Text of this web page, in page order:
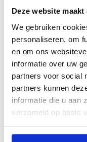
Deze website
We gebruiken
personaliseren, om
en om ons
informatie over uw
partners voor social
partners kunnen
informatie die u aan
verzameld op basis
MRI
€ 450
⏱ 25 min
✔Meniscus-
✔ Kraakbeen,
✔Acuut of